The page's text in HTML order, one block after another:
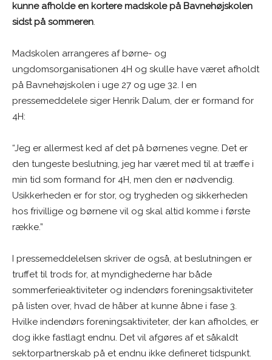
kunne afholde en kortere madskole på Bavnehøjskolen
sidst på sommeren.
Madskolen arrangeres af børne- og
ungdomsorganisationen 4H og skulle have været afholdt
på Bavnehøjskolen i uge 27 og uge 32. I en
pressemeddelele siger Henrik Dalum, der er formand for
4H:
“Jeg er allermest ked af det på børnenes vegne. Det er
den tungeste beslutning, jeg har været med til at træffe i
min tid som formand for 4H, men den er nødvendig.
Usikkerheden er for stor, og trygheden og sikkerheden
hos frivillige og børnene vil og skal altid komme i første
række.”
I pressemeddelelsen skriver de også, at beslutningen er
truffet til trods for, at myndighederne har både
sommerferieaktiviteter og indendørs foreningsaktiviteter
på listen over, hvad de håber at kunne åbne i fase 3.
Hvilke indendørs foreningsaktiviteter, der kan afholdes, er
dog ikke fastlagt endnu. Det vil afgøres af et såkaldt
sektorpartnerskab på et endnu ikke defineret tidspunkt.